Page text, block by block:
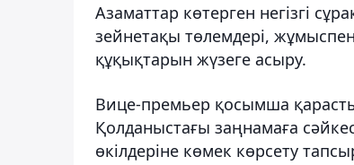
Азаматтар көтерген негізгі
зейнетақы төлемдері,
құқықтарын жүзеге асыру.
Вице-премьер қосымша
Қолданыстағы заңнамаға
өкілдеріне көмек көрсету